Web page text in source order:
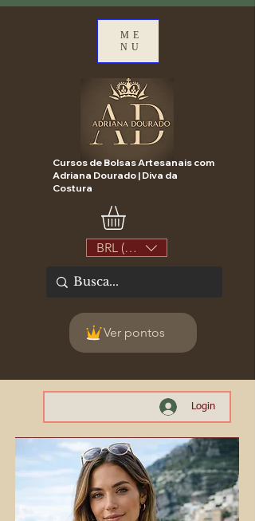
ME
NU
Cursos de Bolsas Artesanais com
Adriana Dourado | Diva da
Costura
BRL (R$)
Ver pontos
Login